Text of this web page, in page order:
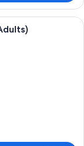
con un sofá azul,